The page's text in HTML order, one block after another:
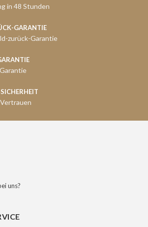
in 48 Stunden
GARANTIE
zurück-Garantie
uns?